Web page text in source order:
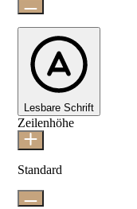
Lesbare Schrift
Zeilenhöhe
Standard